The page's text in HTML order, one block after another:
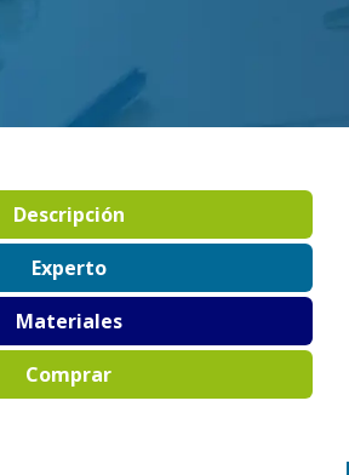
Descripción
Experto
Materiales
Comprar